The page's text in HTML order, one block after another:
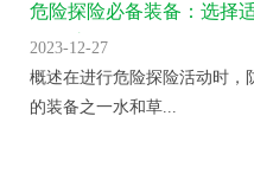
危险探险必备装备：选择
袋保护自己
2023-12-27
概述在进行危险探险活动时，
的装备之一水和草...